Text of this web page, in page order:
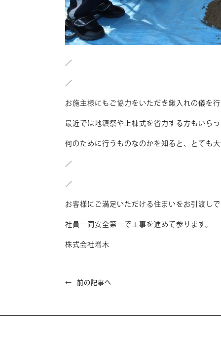
／
／
お施主様にもご協力をいただき鍬入れの儀を
最近では地鎮祭や上棟式を省力する方もいら
何のために行うものなのかを知ると、とても
／
／
お客様にご満足いただける住まいをお引渡し
社員一同安全第一で工事を進めて参ります。
株式会社増木
前の記事へ